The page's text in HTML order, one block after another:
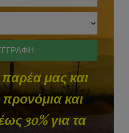
μας και
και
30% για τα